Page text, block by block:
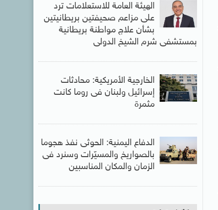
الهيئة العامة للاستعلامات ترد
على مزاعم صحيفتين بريطانيتين
بشأن علاج مواطنة بريطانية
بمستشفى شرم الشيخ الدولى
الخارجية الأمريكية: محادثات
إسرائيل ولبنان فى روما كانت
مثمرة
الدفاع اليمنية: الحوثى نفذ هجوما
بالصواريخ والمسيّرات وسنرد فى
الزمان والمكان المناسبين